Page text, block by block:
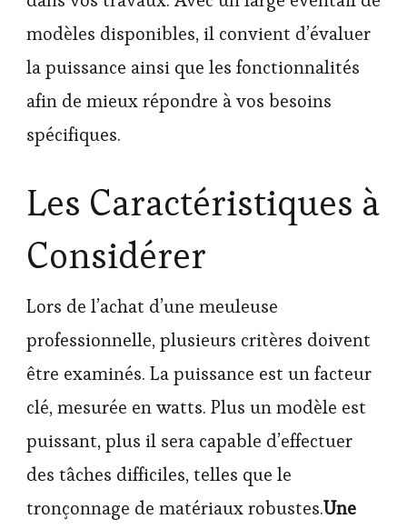
modèles disponibles, il convient d’évaluer
la puissance ainsi que les fonctionnalités
afin de mieux répondre à vos besoins
spécifiques.
Les Caractéristiques à
Considérer
Lors de l’achat d’une meuleuse
professionnelle, plusieurs critères doivent
être examinés. La puissance est un facteur
clé, mesurée en watts. Plus un modèle est
puissant, plus il sera capable d’effectuer
des tâches difficiles, telles que le
tronçonnage de matériaux robustes.Une